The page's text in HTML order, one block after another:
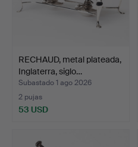
RECHAUD, metal plateada,
Inglaterra, siglo…
Subastado 1 ago 2026
2 pujas
53 USD